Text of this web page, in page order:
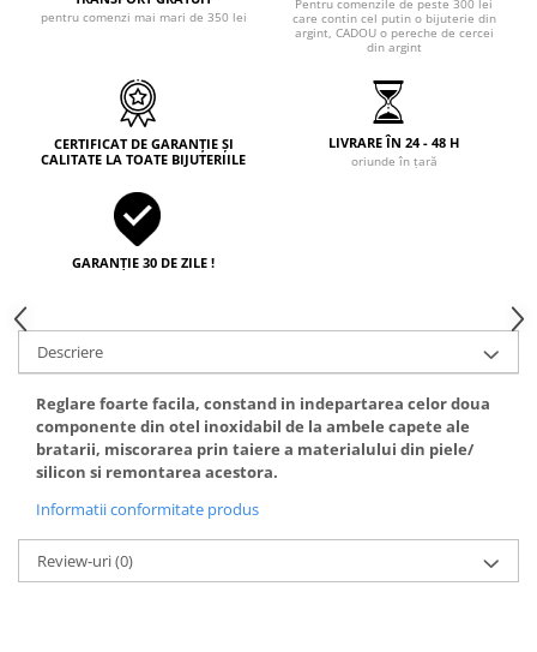
pentru comenzi mai mari de 350 lei
care contin cel putin o bijuterie din
argint, CADOU o pereche de cercei
din argint
CERTIFICAT DE GARANȚIE ȘI
CALITATE LA TOATE BIJUTERIILE
LIVRARE ÎN 24 - 48 H
oriunde în țară
GARANȚIE 30 DE ZILE !
Descriere
Reglare foarte facila, constand in indepartarea celor doua
componente din otel inoxidabil de la ambele capete ale
bratarii, miscorarea prin taiere a materialului din piele/
silicon si remontarea acestora.
Informatii conformitate produs
Review-uri(0)